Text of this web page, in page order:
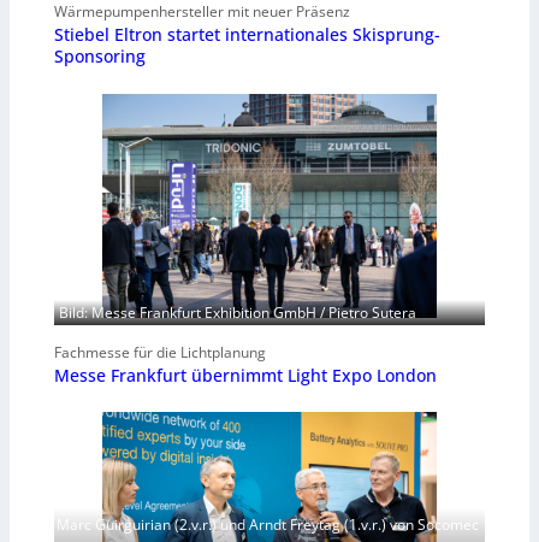
Wärmepumpenhersteller mit neuer Präsenz
Stiebel Eltron startet internationales Skisprung-
Sponsoring
Bild: Messe Frankfurt Exhibition GmbH / Pietro Sutera
Fachmesse für die Lichtplanung
Messe Frankfurt übernimmt Light Expo London
Marc Guirguirian (2.v.r.) und Arndt Freytag (1.v.r.) von Socomec